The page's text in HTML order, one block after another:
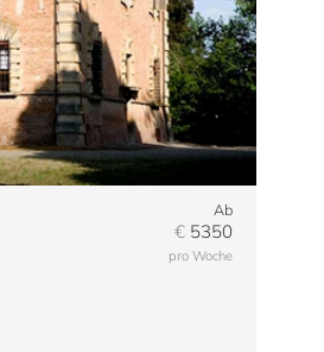
Ab
€ 5350
pro Woche